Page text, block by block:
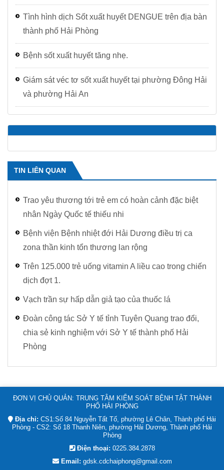
Tình hình dịch Sốt xuất huyết DENGUE trên địa bàn
thành phố Hải Phòng
Bệnh sốt xuất huyết tăng nhẹ.
Giám sát véc tơ sốt xuất huyết tại phường Đông Hải
và phường Hải An
TIN LIÊN QUAN
Trao yêu thương tới trẻ em có hoàn cảnh đặc biệt
nhân Ngày Quốc tế thiếu nhi
Bệnh viện Bệnh nhiệt đới Hải Dương điều trị ca
zona thần kinh tổn thương lan rộng
Trên 125.000 trẻ uống vitamin A liều cao trong chiến
dịch đợt 1.
Vạch trần sự hấp dẫn giả tạo của thuốc lá
Đoàn công tác Sở Y tế tỉnh Tuyên Quang trao đổi,
chia sẻ kinh nghiệm với Sở Y tế thành phố Hải
Phòng
ĐƠN VỊ CHỦ QUẢN: TRUNG TÂM KIỂM SOÁT BỆNH TẬT THÀNH
PHỐ HẢI PHÒNG
Địa chỉ: CS1:Số 84 Nguyễn Tất Tố, phường Lê Chân, Thành phố Hải
Phòng - CS2: Số 18 Thanh Niên, phường Hải Dương, Thành phố Hải
Phòng
Điện thoại: 0225.384.2878
Email: gdsk.cdchaiphong@gmail.com